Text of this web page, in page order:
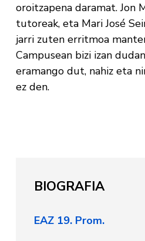
oroitzapena daramat. Jon
tutoreak, eta Mari José
jarri zuten erritmoa
Campusean bizi izan
eramango dut, nahiz eta
ez den.
BIOGRAFIA
EAZ 19. Prom.